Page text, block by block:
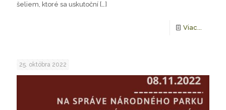
šeliem, ktoré sa uskutoční […]
Viac...
25. októbra 2022